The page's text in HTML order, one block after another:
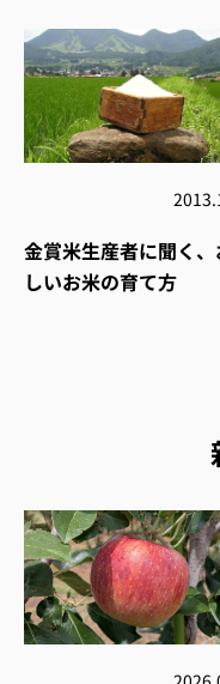
金賞米生産者に聞く、
しいお米の育て方